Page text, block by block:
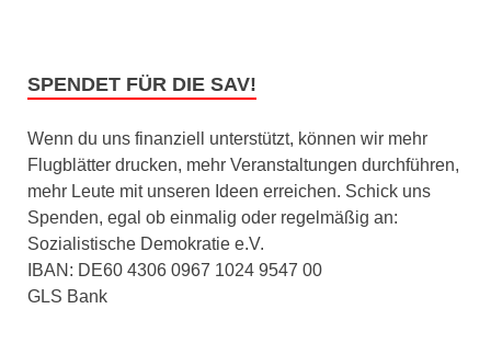
SPENDET FÜR DIE SAV!
Wenn du uns finanziell unterstützt, können wir mehr
Flugblätter drucken, mehr Veranstaltungen durchführen,
mehr Leute mit unseren Ideen erreichen. Schick uns
Spenden, egal ob einmalig oder regelmäßig an:
Sozialistische Demokratie e.V.
IBAN: DE60 4306 0967 1024 9547 00
GLS Bank